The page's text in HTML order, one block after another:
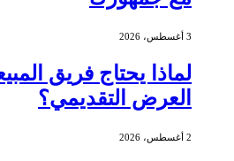
3 أغسطس، 2026
لماذا يحتاج فريق
العرض التقديمي؟
2 أغسطس، 2026